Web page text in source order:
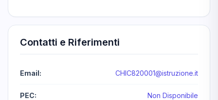
Contatti e Riferimenti
Email: CHIC820001@istruzione.it
PEC: Non Disponibile